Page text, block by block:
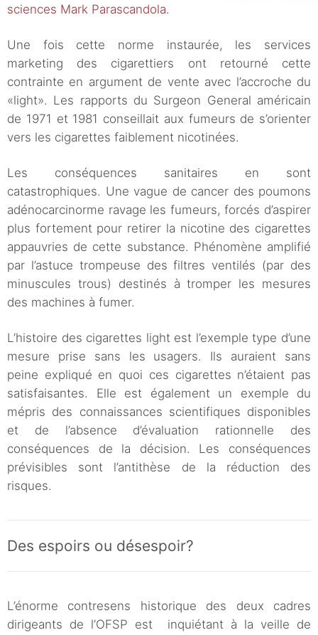
sciences Mark Parascandola.
Une fois cette norme instaurée, les services
marketing des cigarettiers ont retourné cette
contrainte en argument de vente avec l’accroche du
«light». Les rapports du Surgeon General américain
de 1971 et 1981 conseillait aux fumeurs de s’orienter
vers les cigarettes faiblement nicotinées.
Les conséquences sanitaires en sont
catastrophiques. Une vague de cancer des poumons
adénocarcinorme ravage les fumeurs, forcés d’aspirer
plus fortement pour retirer la nicotine des cigarettes
appauvries de cette substance. Phénomène amplifié
par l’astuce trompeuse des filtres ventilés (par des
minuscules trous) destinés à tromper les mesures
des machines à fumer.
L’histoire des cigarettes light est l’exemple type d’une
mesure prise sans les usagers. Ils auraient sans
peine expliqué en quoi ces cigarettes n’étaient pas
satisfaisantes. Elle est également un exemple du
mépris des connaissances scientifiques disponibles
et de l’absence d’évaluation rationnelle des
conséquences de la décision. Les conséquences
prévisibles sont l’antithèse de la réduction des
risques.
Des espoirs ou désespoir?
L’énorme contresens historique des deux cadres
dirigeants de l’OFSP est inquiétant à la veille de